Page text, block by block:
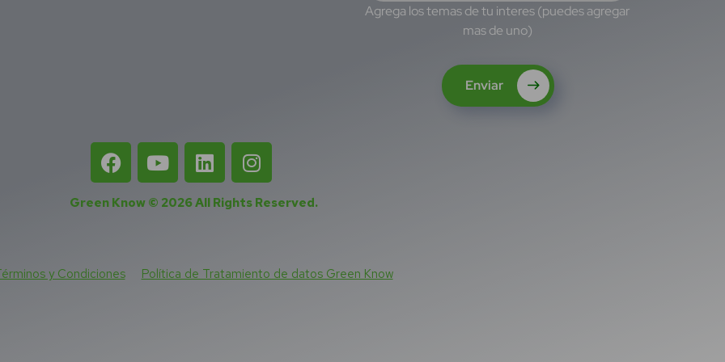
Agrega los temas de tu interes (puedes agregar
mas de uno)
Enviar
Green Know © 2026All Rights Reserved.
y Condiciones Política de Tratamiento de datos Green Know